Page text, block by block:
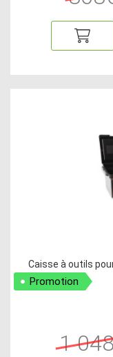
Caisse à outils
Promotion
1